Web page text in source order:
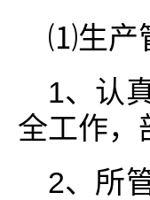
⑴生产
1、认
全工作，
2、所